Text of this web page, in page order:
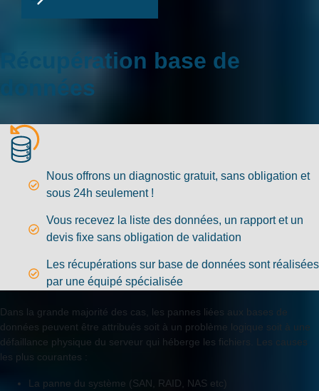
Récupération base de
données
Nous offrons un diagnostic gratuit, sans obligation et
sous 24h seulement !
Vous recevez la liste des données, un rapport et un
devis fixe sans obligation de validation
Les récupérations sur base de données sont réalisées
par une équipé spécialisée
Dans la grande majorité des cas, les pannes liées aux bases de
données peuvent être attribués soit à un problème logique soit à une
défaillance physique du serveur qui héberge les fichiers. Les causes
les plus courantes :
La panne du système (SAN, RAID, NAS etc)